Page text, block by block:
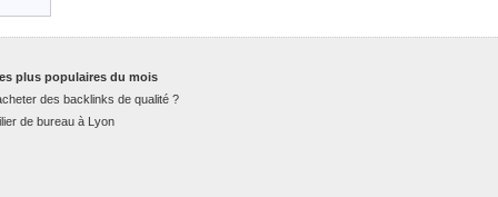
plus populaires du mois
des backlinks de qualité ?
de bureau à Lyon